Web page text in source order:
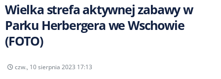
Wielka strefa aktywnej zabawy w
Parku Herbergera we Wschowie
(FOTO)
czw., 10 sierpnia 2023 17:13